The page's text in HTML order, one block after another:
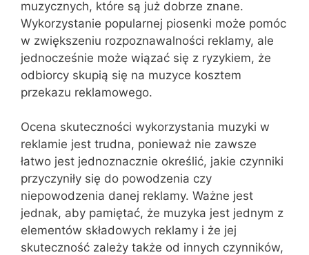
muzycznych, które są już dobrze znane.
Wykorzystanie popularnej piosenki może pomóc
w zwiększeniu rozpoznawalności reklamy, ale
jednocześnie może wiązać się z ryzykiem, że
odbiorcy skupią się na muzyce kosztem
przekazu reklamowego.
Ocena skuteczności wykorzystania muzyki w
reklamie jest trudna, ponieważ nie zawsze
łatwo jest jednoznacznie określić, jakie czynniki
przyczyniły się do powodzenia czy
niepowodzenia danej reklamy. Ważne jest
jednak, aby pamiętać, że muzyka jest jednym z
elementów składowych reklamy i że jej
skuteczność zależy także od innych czynników,